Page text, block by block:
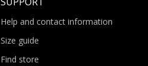
Help and contact information
Size guide
Find store